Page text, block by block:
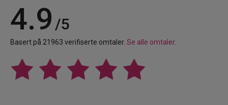
4.9 /5
Basert på 21963 verifiserte omtaler. Se alle omtaler.